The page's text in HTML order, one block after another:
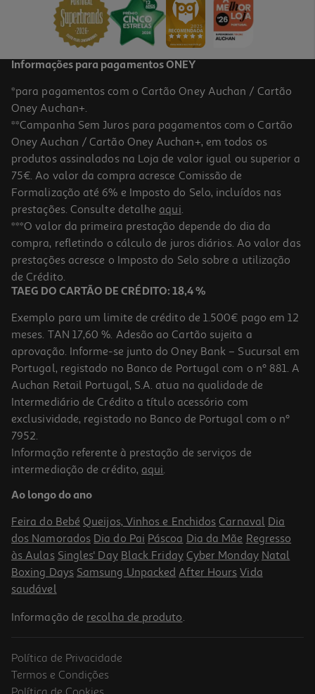
39,99 €
Joias Coloridas Crazy Chic Clementoni
12.99 €/un
12,99 €
Unhas Fluorescentes Crazy Chic Clementoni
15.99 €/un
15,99 €
Informações para pagamentos ONEY
*para pagamentos com o Cartão Oney Auchan / Cartão
Oney Auchan+.
**Campanha Sem Juros para pagamentos com o Cartão
Oney Auchan / Cartão Oney Auchan+, em todos os
produtos assinalados na Loja de valor igual ou superior a
75€. Ao valor da compra acresce Comissão de
Formalização até 6% e Imposto do Selo, incluídos nas
prestações. Consulte detalhe aqui.
***O valor da primeira prestação depende do dia da
compra, refletindo o cálculo de juros diários. Ao valor das
prestações acresce o Imposto do Selo sobre a utilização
de Crédito.
TAEG DO CARTÃO DE CRÉDITO: 18,4 %
Exemplo para um limite de crédito de 1.500€ pago em 12
meses. TAN 17,60 %. Adesão ao Cartão sujeita a
aprovação. Informe-se junto do Oney Bank – Sucursal em
Portugal, registado no Banco de Portugal com o nº 881. A
Auchan Retail Portugal, S.A. atua na qualidade de
Intermediário de Crédito a título acessório com
exclusividade, registado no Banco de Portugal com o nº
7952.
Informação referente à prestação de serviços de
intermediação de crédito, aqui.
Ao longo do ano
Feira do Bebé Queijos, Vinhos e Enchidos Carnaval Dia
dos Namorados Dia do Pai Páscoa Dia da Mãe Regresso
às Aulas Singles' Day Black Friday Cyber Monday Natal
Boxing Days Samsung Unpacked After Hours Vida
saudável
Informação de recolha de produto.
Política de Privacidade
Termos e Condições
Política de Cookies